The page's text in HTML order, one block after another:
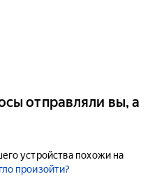
отправляли вы, а
устройства похожи на
произойти?